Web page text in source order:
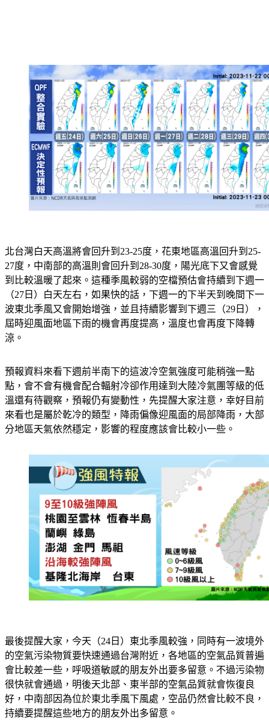
北台灣白天高溫將會回升到23-25度，花東地區高溫回升到25-
27度，中南部的高溫則會回升到28-30度，陽光底下又會感覺
到比較溫暖了起來。這種季風較弱的空檔預估會持續到下週一
（27日）白天左右，如果快的話，下週一的下半天到晚間下一
波東北季風又會開始增強，並且持續影響到下週三（29日），
屆時迎風面地區下雨的機會再度提高，溫度也會再度下降轉
涼。
預報資料來看下週前半南下的這波冷空氣強度可能稍強一點
點，會不會有機會配合輻射冷卻作用達到大陸冷氣團等級的低
溫還有待觀察，預報仍有變動性，先提醒大家注意，幸好目前
來看也是屬於乾冷的類型，降雨偏像迎風面的局部降雨，大部
分地區天氣依然穩定，影響的程度應該會比較小一些。
最後提醒大家，今天（24日）東北季風較強，同時有一波境外
的空氣污染物質要快速通過台灣附近，各地區的空氣品質普遍
會比較差一些，呼吸道敏感的朋友外出要多留意。不過污染物
很快就會通過，明後天北部、東半部的空氣品質就會恢復良
好，中南部因為位於東北季風下風處，空品仍然會比較不良，
持續要提醒這些地方的朋友外出多留意。